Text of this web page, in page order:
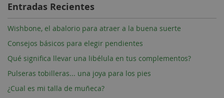
Entradas Recientes
Wishbone, el abalorio para atraer a la buena suerte
Consejos básicos para elegir pendientes
Qué significa llevar una libélula en tus complementos?
Pulseras tobilleras... una joya para los pies
¿Cual es mi talla de muñeca?